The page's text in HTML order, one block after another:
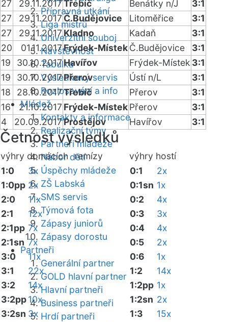
Přípravná utkání
Liga mistrů
Univerzitní souboj
Návštěvnost
Tabulka
Výsledkový servis
Rozlosování a info
Mládež
Kontakty a informace
Realizační týmy
Partneři mládeže
Nábor dětí
Úspěchy mládeže
ZŠ Labská
SMS servis
Týmová fota
Zápasy juniorů
Zápasy dorostu
Partneři
Generální partner
GOLD hlavní partner
Hlavní partneři
Business partneři
Hrdí partneři
27
29.11.2017Třebíč Benátky n/J
3:1
27
29.11.2017 Č.Budějovice Litoměřice
3:1
27
29.11.2017 Kladno Kadaň
3:1
20
01.11.2017Frýdek-MístekČ.Budějovice
3:1
19
30.10.2017 Havířov Frýdek-Místek 3:1
19
30.10.2017Přerov Ústí n/L
3:1
18
28.10.2017Třebíč Přerov
3:1
16
21.10.2017 Frýdek-MístekPřerov
3:1
4
20.09.2017Prostějov Havířov 3:1
Četnost výsledků
výhry domácíchremízy výhry hostí
1:0
3x
1:0pp 2x
2:0
11x
2:1
12x
2:1pp 7x
2:1sn 7x
3:0
11x
3:1
22x
3:2
14x
3:2pp10x
3:2sn 3x
0:1
2x
0:1sn 1x
0:2
4x
0:3
3x
0:4
4x
0:5
2x
0:6
1x
1:2
14x
1:2pp 1x
1:2sn 2x
1:3
15x